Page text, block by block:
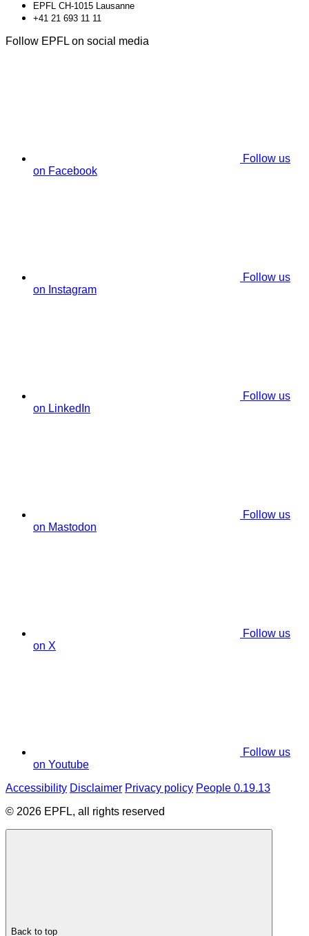
EPFL CH-1015 Lausanne
+41 21 693 11 11
Follow EPFL on social media
Follow us
on Facebook
Follow us
on Instagram
Follow us
on LinkedIn
Follow us
on Mastodon
Follow us
on X
Follow us
on Youtube
Accessibility Disclaimer Privacy policy People 0.19.13
© 2026 EPFL, all rights reserved
Back to top